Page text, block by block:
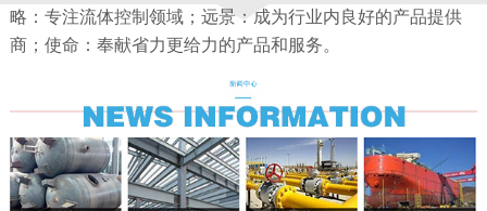
略：专注流体控制领域；远景：成为行业内良好的产品提供
商；使命：奉献省力更给力的产品和服务。